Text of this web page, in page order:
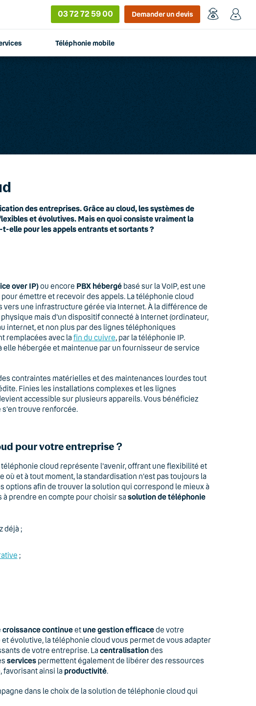
03 72 72 59 00 Demander un devis
Téléphonie mobile
des entreprises. Grâce au cloud, les systèmes de
et évolutives. Mais en quoi consiste vraiment la
elle pour les appels entrants et sortants ?
over IP)ou encore PBX hébergébasé sur la VoIP, est une
pour émettre et recevoir des appels. La téléphonie cloud
une infrastructure gérée via Internet. À la différence de
mais d'un dispositif connecté à Internet (ordinateur,
internet, et non plus par des lignes téléphoniques
remplacées avec la fin du cuivre, par la téléphonie IP.
hébergée et maintenue par un fournisseur de service
contraintes matérielles et des maintenances lourdes tout
Finies les installations complexes et les lignes
accessible sur plusieurs appareils. Vous bénéficiez
trouve renforcée.
pour votre entreprise ?
cloud représente l'avenir, offrant une flexibilité et
et à tout moment, la standardisation n'est pas toujours la
options afin de trouver la solution qui correspond le mieux à
prendre en compte pour choisir sa solution de téléphonie
déjà ;
;
croissance continueetune gestion efficacede votre
évolutive, la téléphonie cloud vous permet de vous adapter
de votre entreprise. La centralisationdes
servicespermettent également de libérer des ressources
favorisant ainsi la productivité.
dans le choix de la solution de téléphonie cloud qui